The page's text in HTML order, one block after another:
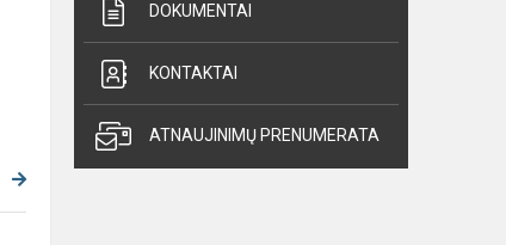
DOKUMENTAI
KONTAKTAI
ATNAUJINIMŲ PRENUMERATA